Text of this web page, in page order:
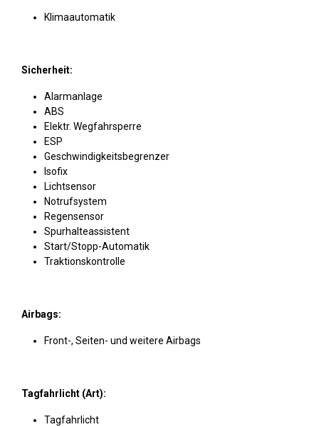
Klimaautomatik
Sicherheit:
Alarmanlage
ABS
Elektr. Wegfahrsperre
ESP
Geschwindigkeitsbegrenzer
Isofix
Lichtsensor
Notrufsystem
Regensensor
Spurhalteassistent
Start/Stopp-Automatik
Traktionskontrolle
Airbags:
Front-, Seiten- und weitere Airbags
Tagfahrlicht (Art):
Tagfahrlicht